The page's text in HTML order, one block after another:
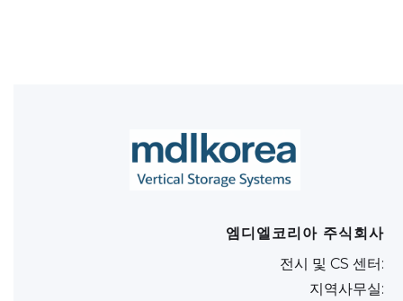
엠디엘코리아 주식회사
전시 및 CS 센터:
지역사무실: